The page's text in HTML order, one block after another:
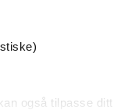
også tilpasse ditt
Krigen
Engman